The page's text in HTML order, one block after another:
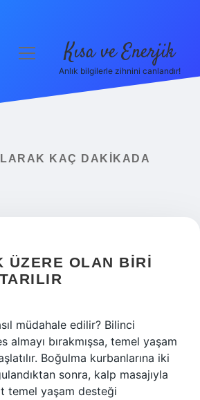
menüyü
Kısa ve Enerjik
Anlık bilgilerle zihnini canlandır!
KAÇ DAKIKADA
ÜZERE OLAN BIRI
müdahale edilir? Bilinci
almayı bırakmışsa, temel yaşam
Boğulma kurbanlarına iki
sonra, kalp masajıyla
temel yaşam desteği